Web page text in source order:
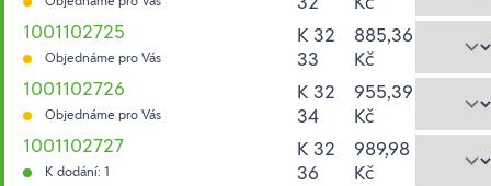
1001102725
Objednáme pro Vás
K 32
33
885,36
Kč
1001102726
Objednáme pro Vás
K 32
34
955,39
Kč
1001102727
K dodání: 1
K 32
36
989,98
Kč